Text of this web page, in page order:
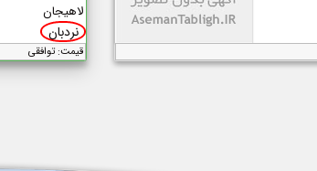
لاهیجان
نردبان
قیمت: توافقی